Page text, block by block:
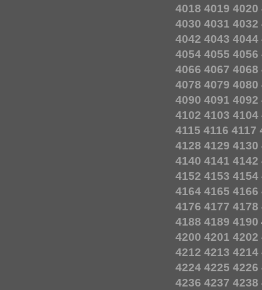
4018 4019 4020
4030 4031 4032
4042 4043 4044
4054 4055 4056
4066 4067 4068
4078 4079 4080
4090 4091 4092
4102 4103 4104
4115 4116 4117
4128 4129 4130
4140 4141 4142
4152 4153 4154
4164 4165 4166
4176 4177 4178
4188 4189 4190
4200 4201 4202
4212 4213 4214
4224 4225 4226
4236 4237 4238